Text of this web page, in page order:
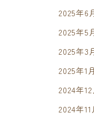
2025年6
2025年5
2025年3
2025年1月
2024年12
2024年11